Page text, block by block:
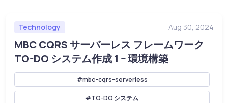
Technology Aug 30, 2024
MBC CQRS サーバーレス フレームワーク
TO-DO システム作成 1 ｰ 環境構築
#mbc-cqrs-serverless
#TO-DO システム